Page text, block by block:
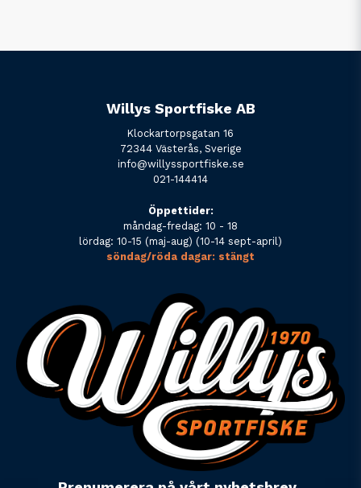
Willys Sportfiske AB
Klockartorpsgatan 16
72344 Västerås, Sverige
info@willyssportfiske.se
021-144414
Öppettider:
måndag-fredag: 10 - 18
lördag: 10-15 (maj-aug) (10-14 sept-april)
söndag/röda dagar: stängt